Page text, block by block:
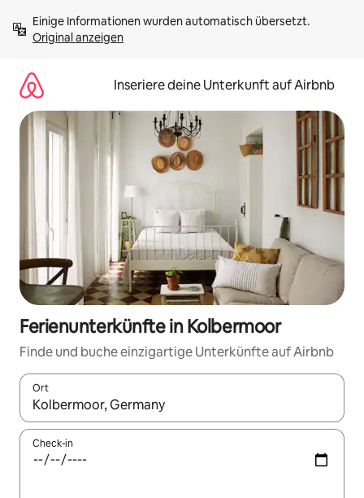
Inhalten
springenOriginal anzeigen
Inseriere deine Unterkunft auf Airbnb
Ferienunterkünfte in Kolbermoor
Finde und buche einzigartige Unterkünfte auf Airbnb
Ort
Wenn Ergebnisse verfügbar sind, navigiere mit den
Check-in